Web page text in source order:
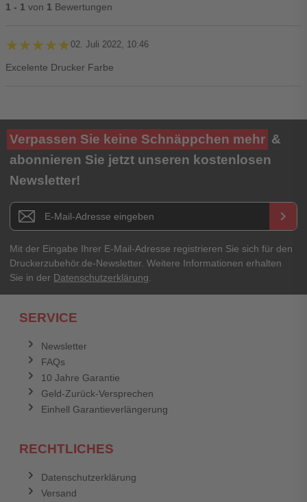
1 - 1 von 1 Bewertungen
★★★★★
★★★★★02. Juli 2022, 10:46
Excelente Drucker Farbe
Ihre Bewertung**
★★★★★
Titel**
E-Mail-Adresse
Ihr Passwort
Verpassen Sie keine Schnäppchen mehr &
abonnieren Sie jetzt unseren kostenlosen
Newsletter!
Newsletter E-Mail Adresse keyboard_arrow_right
Mit der Eingabe Ihrer E-Mail-Adresse registrieren Sie sich für den
Druckerzubehör.de-Newsletter. Weitere Informationen erhalten
Sie in der Datenschutzerklärung
SERVICE
Newsletter
FAQs
10 Jahre Garantie
Geld-Zurück-Versprechen
Einhell Garantieverlängerung
RECHTLICHES
Datenschutzerklärung
Versand